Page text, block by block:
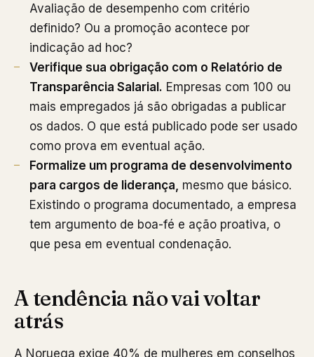
Avaliação de desempenho com critério
definido? Ou a promoção acontece por
indicação ad hoc?
Verifique sua obrigação com o Relatório de
Transparência Salarial. Empresas com 100 ou
mais empregados já são obrigadas a publicar
os dados. O que está publicado pode ser usado
como prova em eventual ação.
Formalize um programa de desenvolvimento
para cargos de liderança, mesmo que básico.
Existindo o programa documentado, a empresa
tem argumento de boa-fé e ação proativa, o
que pesa em eventual condenação.
A tendência não vai voltar
atrás
A Noruega exige 40% de mulheres em conselhos